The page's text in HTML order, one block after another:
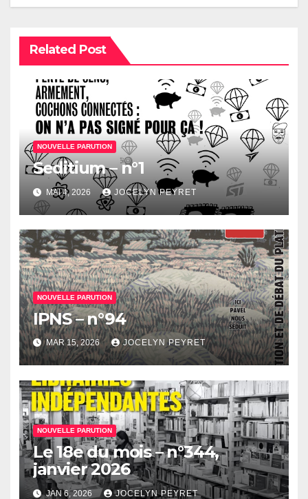
Related Post
NOUVELLE PARUTION
Seditium – n°1
MAI 4, 2026 JOCELYN PEYRET
NOUVELLE PARUTION
IPNS – n°94
MAR 15, 2026 JOCELYN PEYRET
NOUVELLE PARUTION
Le 18e du mois – n°344,
janvier 2026
JAN 6, 2026 JOCELYN PEYRET